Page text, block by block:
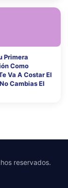
Primera
Como
Va A Costar El
Cambias El
reservados.